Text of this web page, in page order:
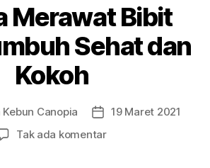
Merawat Bibit
Sehat dan
Kokoh
Kebun Canopia
Tanggal
19 Maret 2021
Tak ada komentarpada